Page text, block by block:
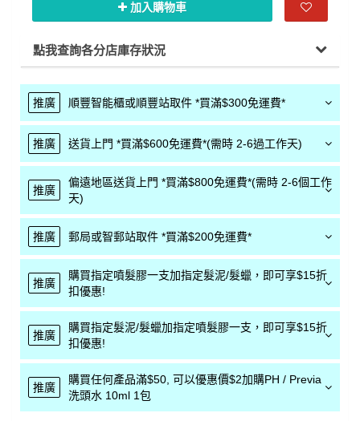
加入購物車
點我查詢各分店庫存狀況
推廣 順豐智能櫃或順豐站取件 *買滿$300免運費*
推廣 送貨上門 *買滿$600免運費*(需時 2-6過工作天)
推廣
偏遠地區送貨上門 *買滿$800免運費*(需時 2-6個工作
天)
推廣 郵局或智郵站取件 *買滿$200免運費*
推廣
購買指定噴髮膠一支加指定髮泥/髮蠟，即可享$15折
扣優惠!
推廣
購買指定髮泥/髮蠟加指定噴髮膠一支，即可享$15折
扣優惠!
推廣
購買任何產品滿$50, 可以優惠價$2加購PH / Previa
洗頭水 10ml 1包